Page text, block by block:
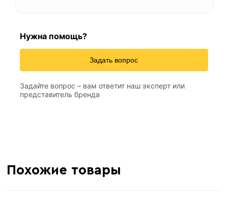
Нужна помощь?
Задать вопрос
Задайте вопрос – вам ответит наш эксперт или
представитель бренда
Похожие товары